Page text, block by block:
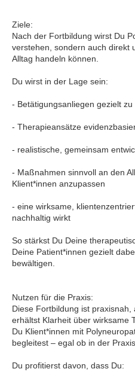
Ziele:
Nach der Fortbildung wirst Du
verstehen, sondern auch direkt
Alltag handeln können.
Du wirst in der Lage sein:
- Betätigungsanliegen gezielt
- Therapieansätze
- realistische, gemeinsam
- Maßnahmen sinnvoll an den
Klient*innen anzupassen
- eine wirksame,
nachhaltig wirkt
So stärkst Du Deine
Deine Patient*innen gezielt
bewältigen.
Nutzen für die Praxis:
Diese Fortbildung ist
erhältst Klarheit über wirksame
Du Klient*innen mit
begleitest – egal ob in der
Du profitierst davon, dass Du: